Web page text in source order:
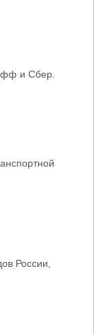
и Сбер.
России,